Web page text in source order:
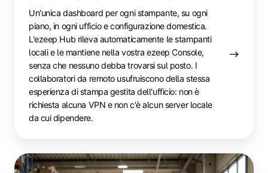
Un'unica dashboard per ogni stampante, su ogni
piano, in ogni ufficio e configurazione domestica.
L'ezeep Hub rileva automaticamente le stampanti
locali e le mantiene nella vostra ezeep Console,
senza che nessuno debba trovarsi sul posto. I
collaboratori da remoto usufruiscono della stessa
esperienza di stampa gestita dell'ufficio: non è
richiesta alcuna VPN e non c'è alcun server locale
da cui dipendere.
Magazzini